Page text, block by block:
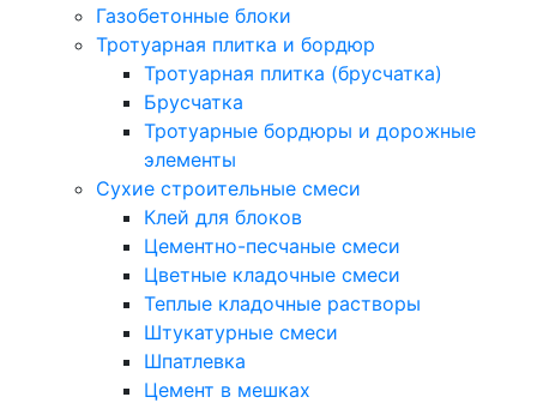
Газобетонные блоки
Тротуарная плитка и бордюр
Тротуарная плитка (брусчатка)
Брусчатка
Тротуарные бордюры и дорожные
элементы
Сухие строительные смеси
Клей для блоков
Цементно-песчаные смеси
Цветные кладочные смеси
Теплые кладочные растворы
Штукатурные смеси
Шпатлевка
Цемент в мешках